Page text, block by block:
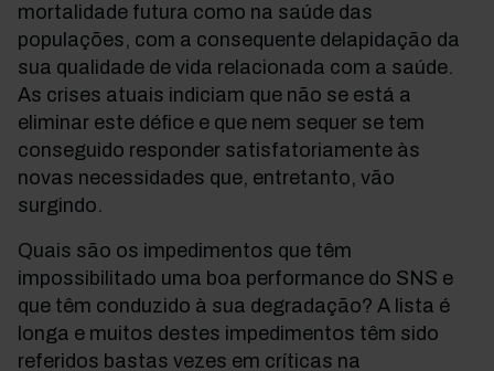
mortalidade futura como na saúde das
populações, com a consequente delapidação da
sua qualidade de vida relacionada com a saúde.
As crises atuais indiciam que não se está a
eliminar este défice e que nem sequer se tem
conseguido responder satisfatoriamente às
novas necessidades que, entretanto, vão
surgindo.
Quais são os impedimentos que têm
impossibilitado uma boa performance do SNS e
que têm conduzido à sua degradação? A lista é
longa e muitos destes impedimentos têm sido
referidos bastas vezes em críticas na